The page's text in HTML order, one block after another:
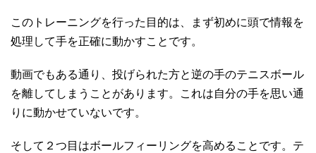
このトレーニングを行った目的は、まず初めに頭で情報を
処理して手を正確に動かすことです。
動画でもある通り、投げられた方と逆の手のテニスボール
を離してしまうことがあります。これは自分の手を思い通
りに動かせていないです。
そして２つ目はボールフィーリングを高めることです。テ